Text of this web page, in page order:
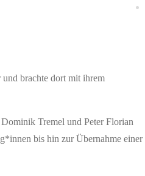
brachte dort mit ihrem
Tremel und Peter Florian
bis hin zur Übernahme einer